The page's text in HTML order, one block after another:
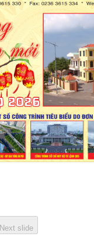
Next slide